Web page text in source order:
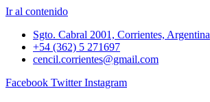
Ir al contenido
Sgto. Cabral 2001, Corrientes, Argentina
+54 (362) 5 271697
cencil.corrientes@gmail.com
Facebook Twitter Instagram